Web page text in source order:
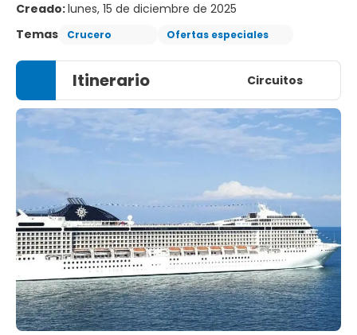
Creado:lunes, 15 de diciembre de 2025
Temas
Crucero Ofertas especiales
Itinerario Circuitos